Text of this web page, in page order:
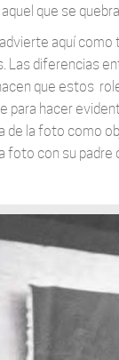
que se
aquí
Las diferencias
que estos
hacer
de la foto como
foto con su